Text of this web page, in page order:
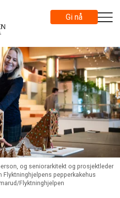
Gi nå
og seniorarkitekt og prosjektleder
Flyktninghjelpens pepperkakehus
Flyktninghjelpen